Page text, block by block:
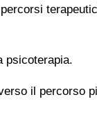
psicoterapia.
il percorso